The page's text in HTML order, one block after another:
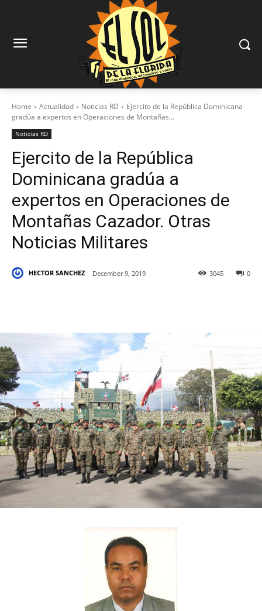
Home Actualidad Noticias RD
Ejercito de la República Dominicana
gradúa a expertos en Operaciones de Montañas...
Noticias RD
Ejercito de la República
Dominicana gradúa a
expertos en Operaciones de
Montañas Cazador. Otras
Noticias Militares
HECTOR SANCHEZ December 9, 2019 0
3045